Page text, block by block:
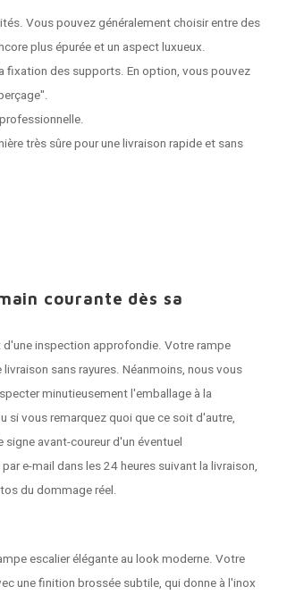
Vous pouvez généralement choisir entre des
plus épurée et un aspect luxueux.
fixation des supports. En option, vous pouvez
très sûre pour une livraison rapide et sans
courante dès sa
inspection approfondie. Votre rampe
sans rayures. Néanmoins, nous vous
minutieusement l'emballage à la
vous remarquez quoi que ce soit d'autre,
avant-coureur d'un éventuel
e-mail dans les 24 heures suivant la livraison,
du dommage réel.
escalier élégante au look moderne. Votre
une finition brossée subtile, qui donne à l'inox